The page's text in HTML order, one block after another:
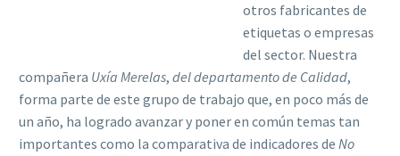
otros fabricantes de
etiquetas o empresas
del sector. Nuestra
compañera Uxía Merelas, del departamento de Calidad,
forma parte de este grupo de trabajo que, en poco más de
un año, ha logrado avanzar y poner en común temas tan
importantes como la comparativa de indicadores de No